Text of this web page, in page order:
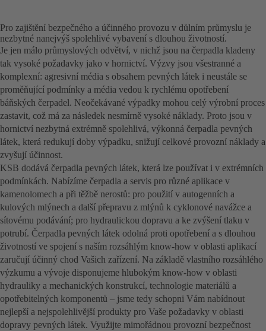
Pro zajištění bezpečného a účinného provozu v důlním průmyslu je
nezbytné nanejvýš spolehlivé vybavení s dlouhou životností.
Je jen málo průmyslových odvětví, v nichž jsou na čerpadla kladeny
tak vysoké požadavky jako v hornictví. Výzvy jsou všestranné a
komplexní: agresivní média s obsahem pevných látek i neustále se
proměňující podmínky a média vedou k rychlému opotřebení
báňských čerpadel. Neočekávané výpadky mohou celý výrobní proces
zastavit, což má za následek nesmírně vysoké náklady. Proto jsou v
hornictví nezbytná extrémně spolehlivá, výkonná čerpadla pevných
látek, která redukují doby výpadku, snižují celkové provozní náklady a
zvyšují účinnost.
KSB dodává čerpadla pevných látek, která lze používat i v extrémních
podmínkách. Nabízíme čerpadla a servis pro různé aplikace v
kamenolomech a při těžbě nerostů: pro použití v autogenních a
kulových mlýnech a další přepravu z mlýnů k cyklonové navážce a
sítovému podávání; pro hydraulickou dopravu a ke zvýšení tlaku v
potrubí. Čerpadla pevných látek odolná proti opotřebení a s dlouhou
životností ve spojení s naším rozsáhlým know-how v oblasti aplikací
zaručují účinný chod Vašich zařízení. Na základě vlastního rozsáhlého
výzkumu a vývoje disponujeme hlubokým know-how v oblasti
hydrauliky a mechanických konstrukcí, technologie materiálů a
opotřebitelných komponentů – jsme tedy schopni Vám nabídnout
nejlepší a nejspolehlivější produkty pro Vaše požadavky v oblasti
dopravy pevných látek. Využijte mimořádnou provozní bezpečnost